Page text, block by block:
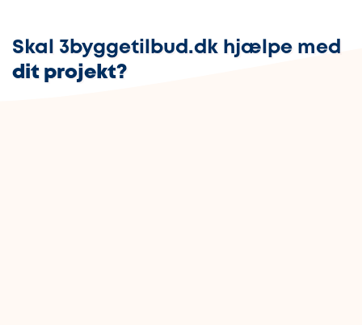
Skal 3byggetilbud.dk hjælpe med
dit projekt?